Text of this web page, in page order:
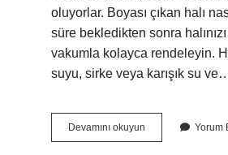
oluyorlar. Boyası çıkan halı
süre bekledikten sonra
vakumla kolayca rendeleyin.
suyu, sirke veya karışık su
Devamını okuyun
Boyalı
Yorum